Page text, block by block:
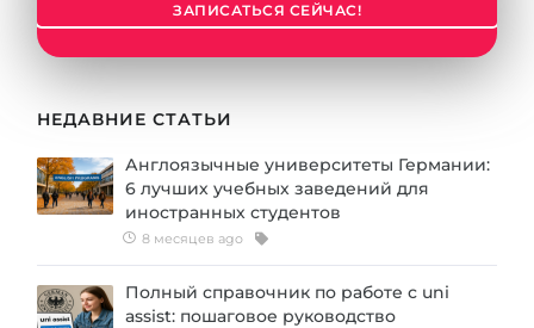
ЗАПИСАТЬСЯ СЕЙЧАС!
НЕДАВНИЕ СТАТЬИ
Англоязычные университеты Германии:
6 лучших учебных заведений для
иностранных студентов
8 месяцев ago
Полный справочник по работе с uni
assist: пошаговое руководство